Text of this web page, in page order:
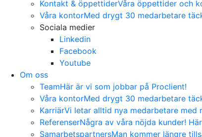
Kontakt & öppettiderVåra öppettider och
Våra kontorMed drygt 30 medarbetare
Sociala medier
Linkedin
Facebook
Youtube
Om oss
TeamHär är vi som jobbar på Proclient!
Våra kontorMed drygt 30 medarbetare
KarriärVi letar alltid nya medarbetare med
ReferenserNågra av våra nöjda kunder!
SamarbetspartnersMan kommer längre